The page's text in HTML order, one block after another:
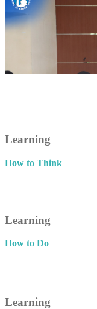
Learning
How to Think
Learning
How to Do
Learning